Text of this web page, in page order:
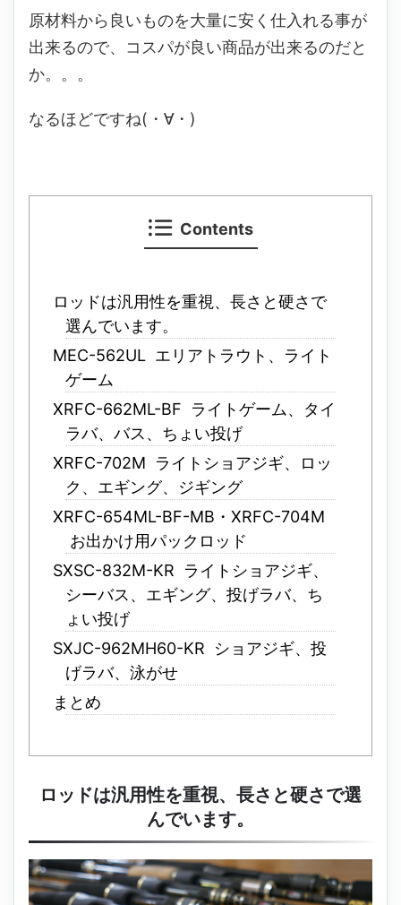
原材料から良いものを大量に安く仕入れる事が
出来るので、コスパが良い商品が出来るのだと
か。。。
なるほどですね(・∀・)
Contents
ロッドは汎用性を重視、長さと硬さで
選んでいます。
MEC-562UL エリアトラウト、ライト
ゲーム
XRFC-662ML-BF ライトゲーム、タイ
ラバ、バス、ちょい投げ
XRFC-702M ライトショアジギ、ロッ
ク、エギング、ジギング
XRFC-654ML-BF-MB・XRFC-704M
お出かけ用パックロッド
SXSC-832M-KR ライトショアジギ、
シーバス、エギング、投げラバ、ち
ょい投げ
SXJC-962MH60-KR ショアジギ、投
げラバ、泳がせ
まとめ
ロッドは汎用性を重視、長さと硬さで選
んでいます。